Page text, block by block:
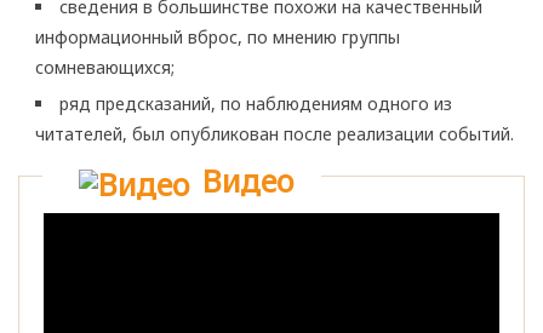
сведения в большинстве похожи на качественный
информационный вброс, по мнению группы
сомневающихся;
ряд предсказаний, по наблюдениям одного из
читателей, был опубликован после реализации событий.
Видео